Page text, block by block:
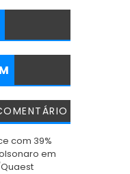
i
com 39%
em